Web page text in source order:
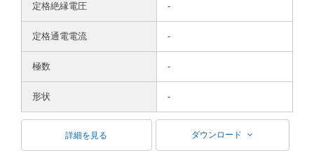
定格絶縁電圧 -
定格通電電流 -
極数 -
形状 -
詳細を見る ダウンロード